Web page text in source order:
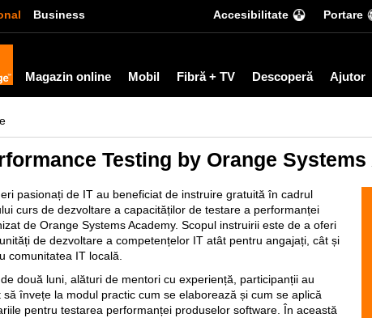
Business Accesibilitate Portare
Magazin online Mobil Fibră + TV Descoperă Ajutor
Testing by Orange
pasionați de IT au beneficiat de instruire gratuită în cadrul
curs de dezvoltare a capacităților de testare a performanței
de Orange Systems Academy. Scopul instruirii este de a oferi
de dezvoltare a competențelor IT atât pentru angajați, cât și
comunitatea IT locală.
două luni, alături de mentori cu experiență, participanții au
să învețe la modul practic cum se elaborează și cum se aplică
pentru testarea performanței produselor software. În această